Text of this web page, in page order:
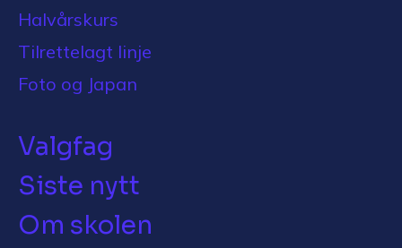
Halvårskurs
Tilrettelagt linje
Foto og Japan
Valgfag
Siste nytt
Om skolen